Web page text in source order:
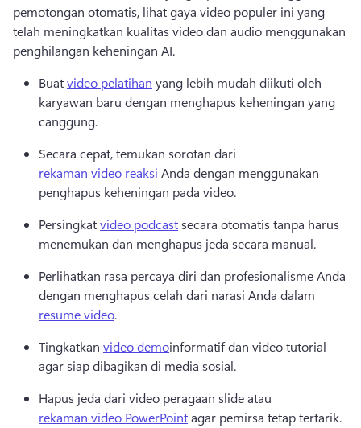
pemotongan otomatis, lihat gaya video populer ini yang
telah meningkatkan kualitas video dan audio menggunakan
penghilangan keheningan AI.
Buat video pelatihan yang lebih mudah diikuti oleh
karyawan baru dengan menghapus keheningan yang
canggung.
Secara cepat, temukan sorotan dari
rekaman video reaksi Anda dengan menggunakan
penghapus keheningan pada video.
Persingkat video podcast secara otomatis tanpa harus
menemukan dan menghapus jeda secara manual.
Perlihatkan rasa percaya diri dan profesionalisme Anda
dengan menghapus celah dari narasi Anda dalam
resume video.
Tingkatkan video demoinformatif dan video tutorial
agar siap dibagikan di media sosial.
Hapus jeda dari video peragaan slide atau
rekaman video PowerPoint agar pemirsa tetap tertarik.